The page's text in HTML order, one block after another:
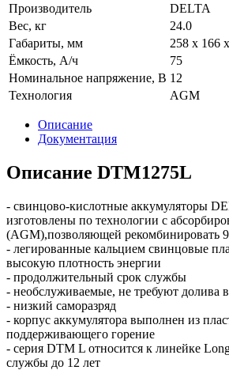
Производитель
DELTA
Вес, кг
24.0
Габариты, мм
258 x 166
Ёмкость, А/ч
75
Номинальное напряжение, В 12
Технология
AGM
Описание
Документация
Описание DTM1275L
- свинцово-кислотные аккумуляторы
изготовлены по технологии с
(AGM),позволяющей рекомбинировать
- легированные кальцием свинцовые
высокую плотность энергии
- продолжительный срок службы
- необслуживаемые, не требуют долива
- низкий саморазряд
- корпус аккумулятора выполнен из
поддерживающего горение
- cерия DTM L относится к линейке
службы до 12 лет